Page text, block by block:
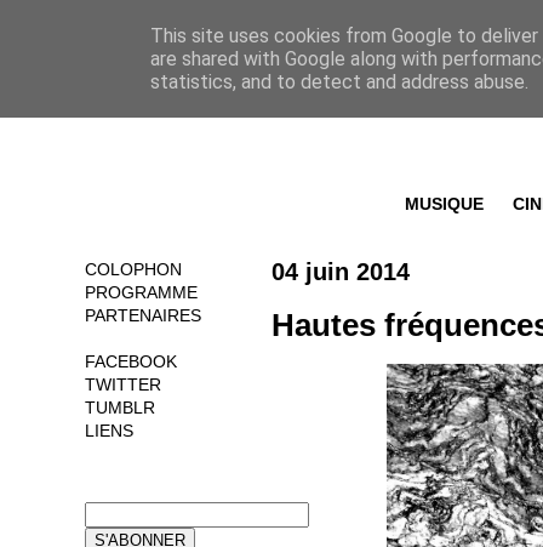
MUSIQUE
04 juin 2014
Hautes
COLOPHON
PROGRAMME
PARTENAIRES
FACEBOOK
TWITTER
TUMBLR
LIENS
This site uses cookies from Google to
are shared with Google along with
statistics, and to detect and address abuse.